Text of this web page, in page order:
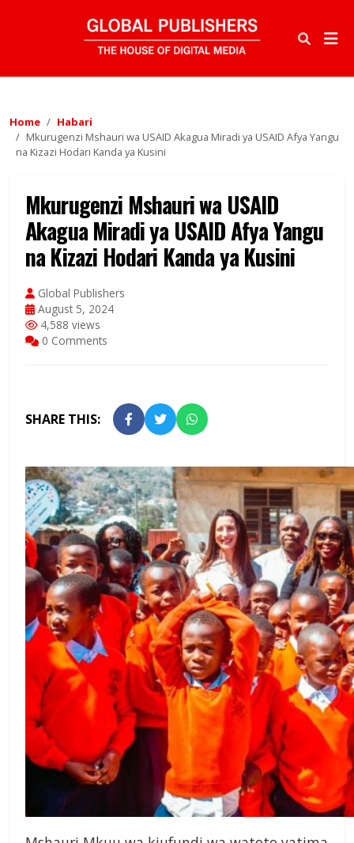
Home
Habari
Mkurugenzi Mshauri wa USAID Akagua Miradi ya USAID Afya Yangu
na Kizazi Hodari Kanda ya Kusini
Mkurugenzi Mshauri wa USAID
Akagua Miradi ya USAID Afya Yangu
na Kizazi Hodari Kanda ya Kusini
Global Publishers
August 5, 2024
4,588 views
0 Comments
SHARE THIS: